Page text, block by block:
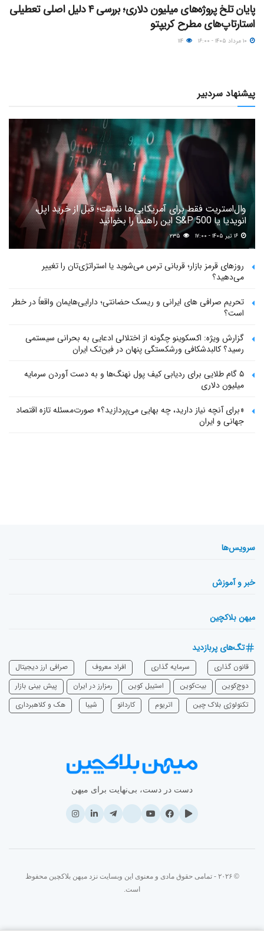
پایان تلخ پروژه‌های میلیون دلاری؛ بررسی ۴ دلیل اصلی تعطیلی
استارتاپ‌های مطرح کریپتو
پیشنهاد سردبیر
وال‌استریت فقط برای آمریکایی‌ها نیست؛ قبل از خرید اپل،
انویدیا یا S&P 500 این راهنما را بخوانید
۲۳۵
روزهای قرمز بازار؛ قربانی ترس می‌شوید یا استراتژی‌تان را تغییر
می‌دهید؟
تحریم صرافی های ایرانی و ریسک حضانتی؛ دارایی‌هایمان واقعاً در خطر
است؟
گزارش ویژه: اکسکوینو چگونه از اختلالی ادعایی به بحرانی سیستمی
رسید؟ کالبدشکافی ورشکستگی پنهان در فین‌تک ایران
۵ گام طلایی برای ردیابی کیف پول‌ نهنگ‌ها و به دست آوردن سرمایه
میلیون دلاری
«برای آنچه نیاز دارید، چه بهایی می‌پردازید؟» صورت‌مسئله تازه اقتصاد
جهانی و ایران
سرویس‌ها
خبر و آموزش
میهن بلاکچین
تگ‌های پربازدید
قانون گذاری سرمایه‌ گذاری افراد معروف
صرافی ارز دیجیتال
دوج‌کوین
بیت‌کوین استیبل کوین رمزارز در ایران
پیش بینی بازار
تکنولوژی بلاک چین
اتریوم ‌کاردانو شیبا هک و کلاهبرداری
دست در دست، بی‌نهایت برای میهن
© ۲۰۲۶ - تمامی حقوق مادی و معنوی این وبسایت نزد میهن بلاکچین محفوظ
است.